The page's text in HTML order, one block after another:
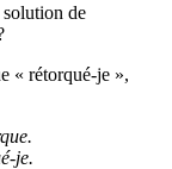
solution de
« rétorqué-je »,
je.